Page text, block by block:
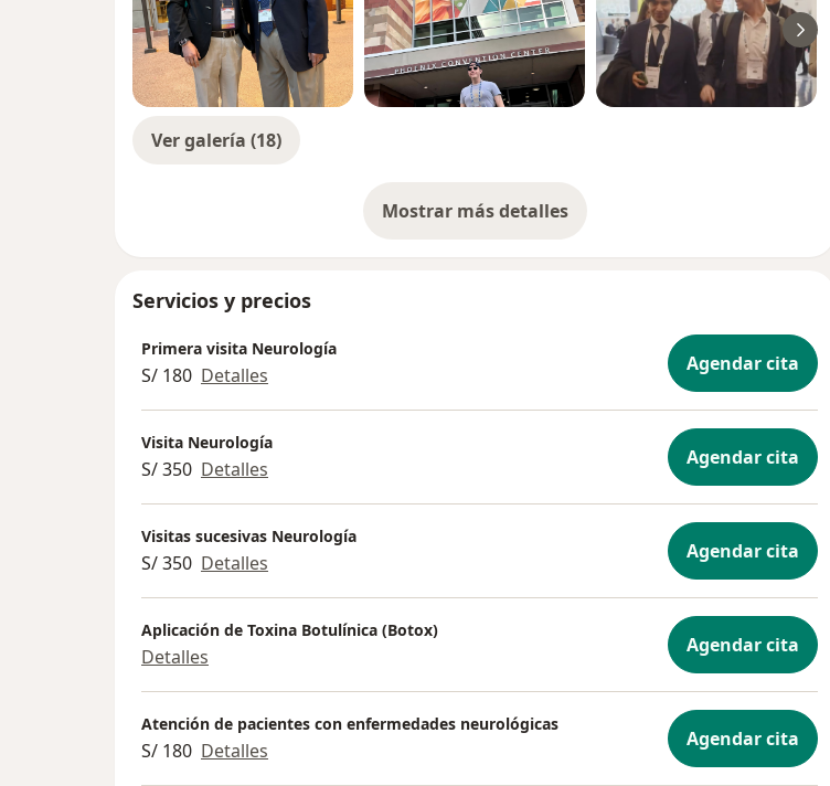
Ver galería (18)
Mostrar más detalles
sobre la experiencia
Servicios y precios
Primera visita Neurología
S/ 180 Detalles Agendar cita
Visita Neurología
S/ 350 Detalles Agendar cita
Visitas sucesivas Neurología
S/ 350 Detalles Agendar cita
Aplicación de Toxina Botulínica (Botox)
Detalles Agendar cita
Atención de pacientes con enfermedades neurológicas
S/ 180 Detalles Agendar cita